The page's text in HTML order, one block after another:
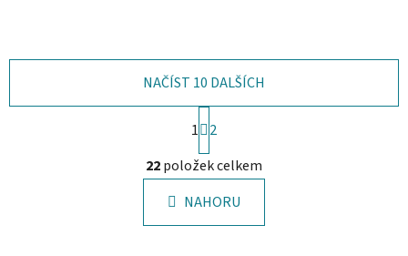
O
v
l
á
d
NAČÍST 10 DALŠÍCH
S
t
r
á
n
k
1
2
22položek celkem
NAHORU